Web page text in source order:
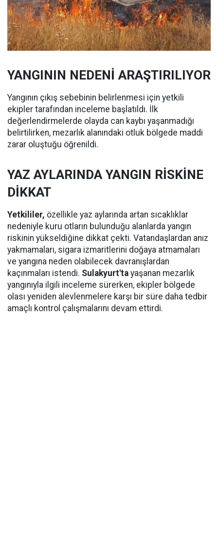
YANGININ NEDENİ ARAŞTIRILIYOR
Yangının çıkış sebebinin belirlenmesi için yetkili
ekipler tarafından inceleme başlatıldı. İlk
değerlendirmelerde olayda can kaybı yaşanmadığı
belirtilirken, mezarlık alanındaki otluk bölgede maddi
zarar oluştuğu öğrenildi.
YAZ AYLARINDA YANGIN RİSKİNE
DİKKAT
Yetkililer, özellikle yaz aylarında artan sıcaklıklar
nedeniyle kuru otların bulunduğu alanlarda yangın
riskinin yükseldiğine dikkat çekti. Vatandaşlardan anız
yakmamaları, sigara izmaritlerini doğaya atmamaları
ve yangına neden olabilecek davranışlardan
kaçınmaları istendi. Sulakyurt'ta yaşanan mezarlık
yangınıyla ilgili inceleme sürerken, ekipler bölgede
olası yeniden alevlenmelere karşı bir süre daha tedbir
amaçlı kontrol çalışmalarını devam ettirdi.